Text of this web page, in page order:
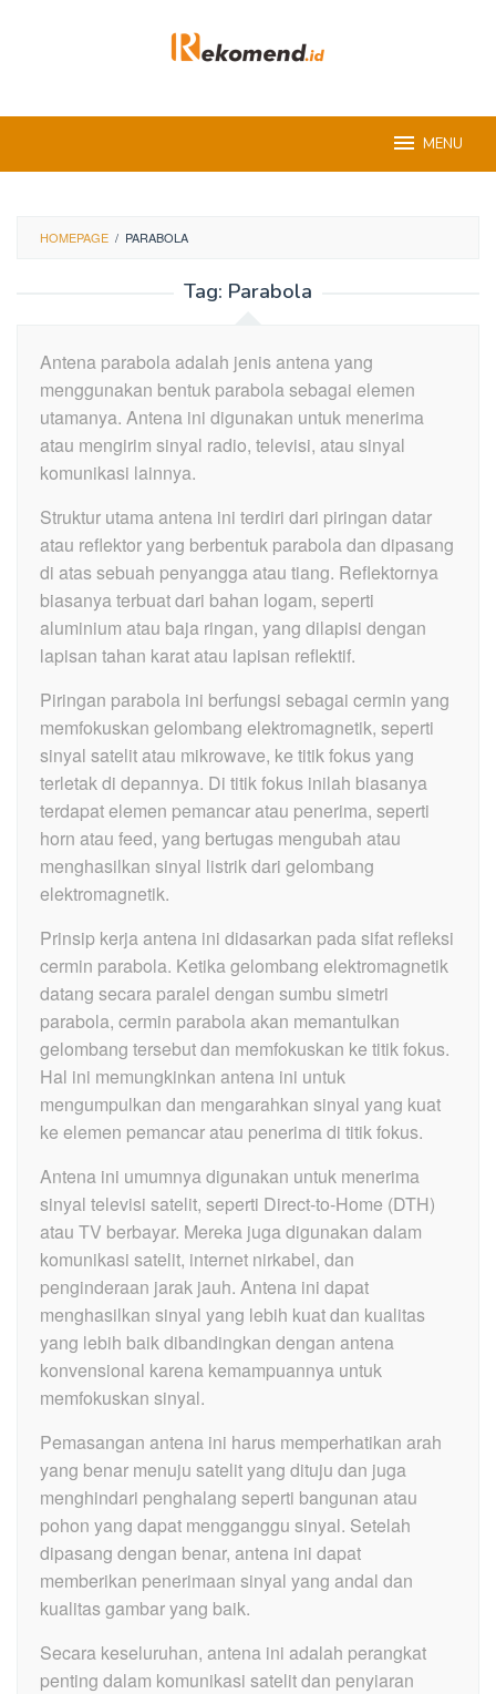
MENU
HOMEPAGE / PARABOLA
Tag: Parabola
Antena parabola adalah jenis antena yang
menggunakan bentuk parabola sebagai elemen
utamanya. Antena ini digunakan untuk menerima
atau mengirim sinyal radio, televisi, atau sinyal
komunikasi lainnya.
Struktur utama antena ini terdiri dari piringan datar
atau reflektor yang berbentuk parabola dan dipasang
di atas sebuah penyangga atau tiang. Reflektornya
biasanya terbuat dari bahan logam, seperti
aluminium atau baja ringan, yang dilapisi dengan
lapisan tahan karat atau lapisan reflektif.
Piringan parabola ini berfungsi sebagai cermin yang
memfokuskan gelombang elektromagnetik, seperti
sinyal satelit atau mikrowave, ke titik fokus yang
terletak di depannya. Di titik fokus inilah biasanya
terdapat elemen pemancar atau penerima, seperti
horn atau feed, yang bertugas mengubah atau
menghasilkan sinyal listrik dari gelombang
elektromagnetik.
Prinsip kerja antena ini didasarkan pada sifat refleksi
cermin parabola. Ketika gelombang elektromagnetik
datang secara paralel dengan sumbu simetri
parabola, cermin parabola akan memantulkan
gelombang tersebut dan memfokuskan ke titik fokus.
Hal ini memungkinkan antena ini untuk
mengumpulkan dan mengarahkan sinyal yang kuat
ke elemen pemancar atau penerima di titik fokus.
Antena ini umumnya digunakan untuk menerima
sinyal televisi satelit, seperti Direct-to-Home (DTH)
atau TV berbayar. Mereka juga digunakan dalam
komunikasi satelit, internet nirkabel, dan
penginderaan jarak jauh. Antena ini dapat
menghasilkan sinyal yang lebih kuat dan kualitas
yang lebih baik dibandingkan dengan antena
konvensional karena kemampuannya untuk
memfokuskan sinyal.
Pemasangan antena ini harus memperhatikan arah
yang benar menuju satelit yang dituju dan juga
menghindari penghalang seperti bangunan atau
pohon yang dapat mengganggu sinyal. Setelah
dipasang dengan benar, antena ini dapat
memberikan penerimaan sinyal yang andal dan
kualitas gambar yang baik.
Secara keseluruhan, antena ini adalah perangkat
penting dalam komunikasi satelit dan penyiaran